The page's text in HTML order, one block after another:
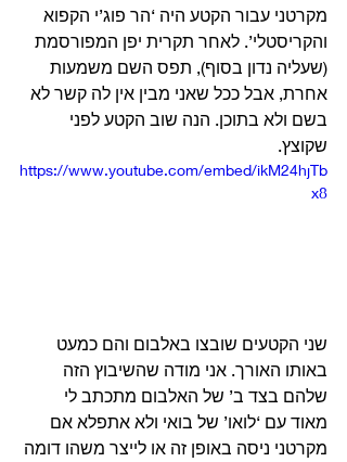
מקרטני עבור הקטע היה ‘הר פוג’י הקפוא
והקריסטלי’. לאחר תקרית יפן המפורסמת
(שעליה נדון בסוף), תפס השם משמעות
אחרת, אבל ככל שאני מבין אין לה קשר לא
בשם ולא בתוכן. הנה שוב הקטע לפני
שקוצץ.
https://www.youtube.com/embed/ikM24hjTb
x8
שני הקטעים שובצו באלבום והם כמעט
באותו האורך. אני מודה שהשיבוץ הזה
שלהם בצד ב’ של האלבום מתכתב לי
מאוד עם ‘לואו’ של בואי ולא אתפלא אם
מקרטני ניסה באופן זה או לייצר משהו דומה